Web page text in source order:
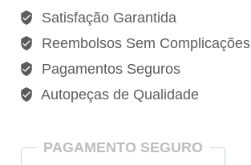
Satisfação Garantida
Reembolsos Sem Complicações
Pagamentos Seguros
Autopeças de Qualidade
PAGAMENTO SEGURO